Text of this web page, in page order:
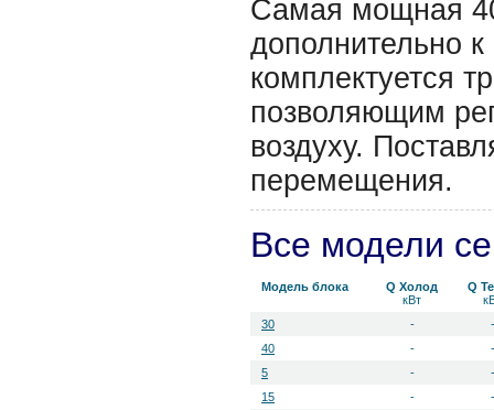
Самая мощная
дополнительно
комплектуется
позволяющим
воздуху.
перемещения.
Все модели
Модель блока
Q Холод
кВт
Q
30
-
-
40
-
-
5
-
-
15
- -